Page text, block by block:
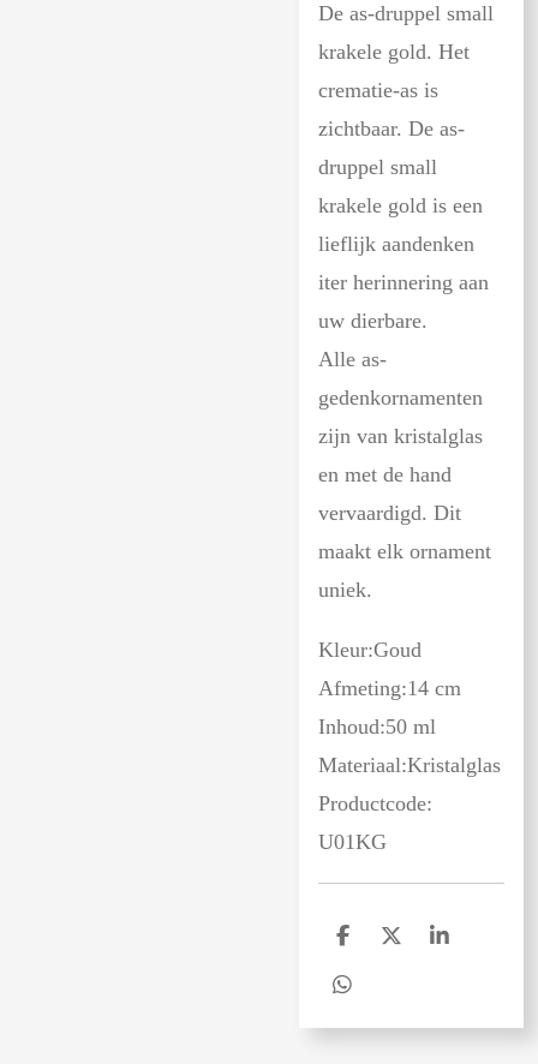
De as-druppel small
krakele gold. Het
crematie-as is
zichtbaar. De as-
druppel small
krakele gold is een
lieflijk aandenken
iter herinnering aan
uw dierbare.
Alle as-
gedenkornamenten
zijn van kristalglas
en met de hand
vervaardigd. Dit
maakt elk ornament
uniek.
Kleur:Goud
Afmeting:14 cm
Inhoud:50 ml
Materiaal:Kristalglas
Productcode:
U01KG
D
l
n
D
S
e
D